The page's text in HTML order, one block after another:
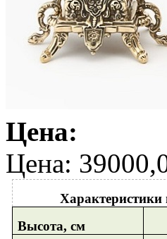
Цена:
Цена:
Характеристики
Высота, см